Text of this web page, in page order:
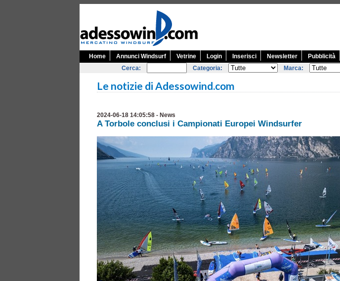
Home Annunci Windsurf Vetrine Login Inserisci Newsletter Pubblicità
Cerca:
Categoria: Marca:
Le notizie di Adessowind.com
2024-06-18 14:05:58 - News
A Torbole conclusi i Campionati Europei Windsurfer